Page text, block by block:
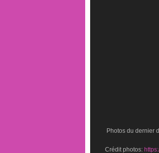
Photos du dernier
Crédit photos: